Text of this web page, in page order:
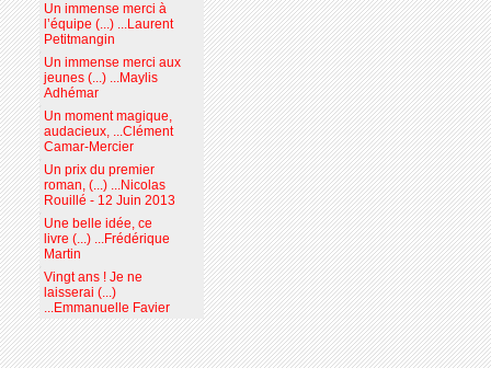
Un immense merci à
l’équipe (...) ...Laurent
Petitmangin
Un immense merci aux
jeunes (...) ...Maylis
Adhémar
Un moment magique,
audacieux, ...Clément
Camar-Mercier
Un prix du premier
roman, (...) ...Nicolas
Rouillé - 12 Juin 2013
Une belle idée, ce
livre (...) ...Frédérique
Martin
Vingt ans ! Je ne
laisserai (...)
...Emmanuelle Favier